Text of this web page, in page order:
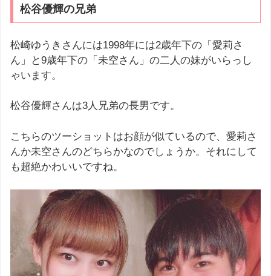
松谷優輝の兄弟
松崎ゆうきさんには1998年には2歳年下の「愛莉さ
ん」と9歳年下の「未空さん」の二人の妹がいらっし
ゃいます。
松谷優輝さんは3人兄弟の長男です。
こちらのツーショットはお顔が似ているので、愛莉さ
んか未空さんのどちらかなのでしょうか。それにして
も超絶かわいいですね。